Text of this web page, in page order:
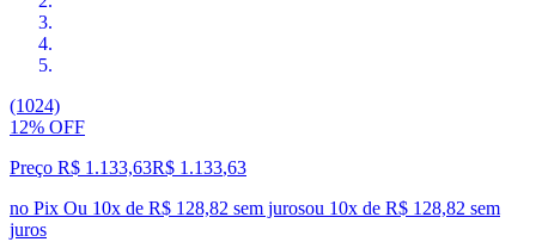
(1024)
12% OFF
Preço R$ 1.133,63R$ 1.133,63
no Pix Ou 10x de R$ 128,82 sem jurosou 10x de R$ 128,82 sem
juros